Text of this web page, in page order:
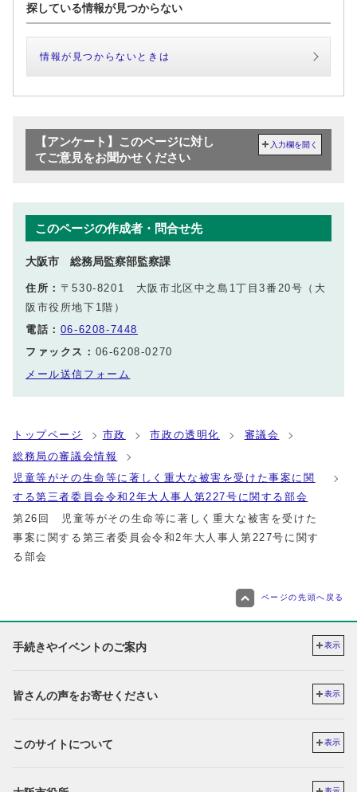
探している情報が見つからない
情報が見つからないときは
【アンケート】このページに対し
てご意見をお聞かせください
入力欄を開く
このページの作成者・問合せ先
大阪市 総務局監察部監察課
住所： 〒530-8201 大阪市北区中之島1丁目3番20号（大
阪市役所地下1階）
電話： 06-6208-7448
ファックス： 06-6208-0270
メール送信フォーム
トップページ 市政 市政の透明化
審議会
総務局の審議会情報
児童等がその生命等に著しく重大な被害を受けた事案に関
する第三者委員会令和2年大人事人第227号に関する部会
第26回 児童等がその生命等に著しく重大な被害を受けた
事案に関する第三者委員会令和2年大人事人第227号に関す
る部会
ページの先頭へ戻る
手続きやイベントのご案内 表示
皆さんの声をお寄せください 表示
このサイトについて 表示